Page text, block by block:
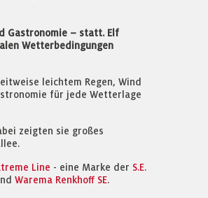
Gastronomie – statt. Elf
Wetterbedingungen
leichtem Regen, Wind
für jede Wetterlage
zeigten sie großes
Line - eine Marke der S.E.
Warema Renkhoff SE.